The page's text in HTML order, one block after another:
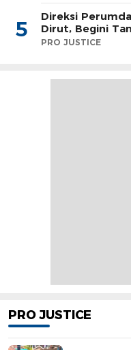
5
Direksi
Dirut, Begini
PRO JUSTICE
PRO JUSTICE